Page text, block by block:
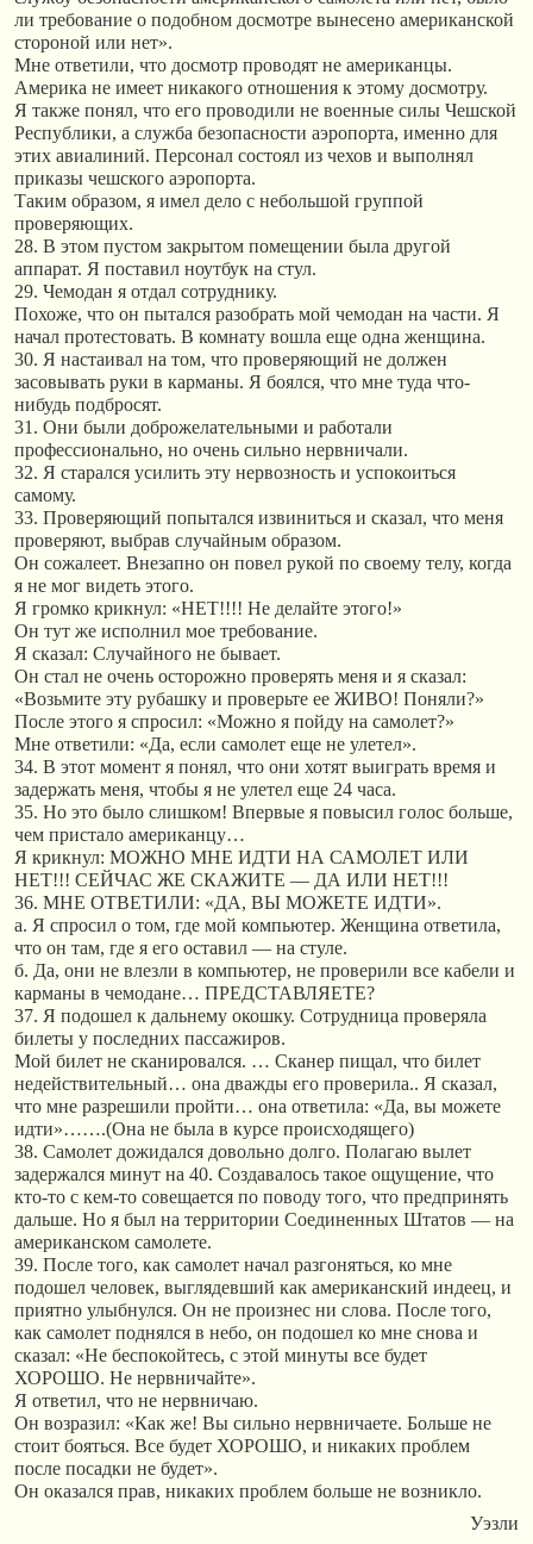
ли требование о подобном досмотре вынесено американской
стороной или нет».
Мне ответили, что досмотр проводят не американцы.
Америка не имеет никакого отношения к этому досмотру.
Я также понял, что его проводили не военные силы Чешской
Республики, а служба безопасности аэропорта, именно для
этих авиалиний. Персонал состоял из чехов и выполнял
приказы чешского аэропорта.
Таким образом, я имел дело с небольшой группой
проверяющих.
28. В этом пустом закрытом помещении была другой
аппарат. Я поставил ноутбук на стул.
29. Чемодан я отдал сотруднику.
Похоже, что он пытался разобрать мой чемодан на части. Я
начал протестовать. В комнату вошла еще одна женщина.
30. Я настаивал на том, что проверяющий не должен
засовывать руки в карманы. Я боялся, что мне туда что-
нибудь подбросят.
31. Они были доброжелательными и работали
профессионально, но очень сильно нервничали.
32. Я старался усилить эту нервозность и успокоиться
самому.
33. Проверяющий попытался извиниться и сказал, что меня
проверяют, выбрав случайным образом.
Он сожалеет. Внезапно он повел рукой по своему телу, когда
я не мог видеть этого.
Я громко крикнул: «НЕТ!!!! Не делайте этого!»
Он тут же исполнил мое требование.
Я сказал: Случайного не бывает.
Он стал не очень осторожно проверять меня и я сказал:
«Возьмите эту рубашку и проверьте ее ЖИВО! Поняли?»
После этого я спросил: «Можно я пойду на самолет?»
Мне ответили: «Да, если самолет еще не улетел».
34. В этот момент я понял, что они хотят выиграть время и
задержать меня, чтобы я не улетел еще 24 часа.
35. Но это было слишком! Впервые я повысил голос больше,
чем пристало американцу…
Я крикнул: МОЖНО МНЕ ИДТИ НА САМОЛЕТ ИЛИ
НЕТ!!! СЕЙЧАС ЖЕ СКАЖИТЕ — ДА ИЛИ НЕТ!!!
36. МНЕ ОТВЕТИЛИ: «ДА, ВЫ МОЖЕТЕ ИДТИ».
а. Я спросил о том, где мой компьютер. Женщина ответила,
что он там, где я его оставил — на стуле.
б. Да, они не влезли в компьютер, не проверили все кабели и
карманы в чемодане… ПРЕДСТАВЛЯЕТЕ?
37. Я подошел к дальнему окошку. Сотрудница проверяла
билеты у последних пассажиров.
Мой билет не сканировался. … Сканер пищал, что билет
недействительный… она дважды его проверила.. Я сказал,
что мне разрешили пройти… она ответила: «Да, вы можете
идти»…….(Она не была в курсе происходящего)
38. Самолет дожидался довольно долго. Полагаю вылет
задержался минут на 40. Создавалось такое ощущение, что
кто-то с кем-то совещается по поводу того, что предпринять
дальше. Но я был на территории Соединенных Штатов — на
американском самолете.
39. После того, как самолет начал разгоняться, ко мне
подошел человек, выглядевший как американский индеец, и
приятно улыбнулся. Он не произнес ни слова. После того,
как самолет поднялся в небо, он подошел ко мне снова и
сказал: «Не беспокойтесь, с этой минуты все будет
ХОРОШО. Не нервничайте».
Я ответил, что не нервничаю.
Он возразил: «Как же! Вы сильно нервничаете. Больше не
стоит бояться. Все будет ХОРОШО, и никаких проблем
после посадки не будет».
Он оказался прав, никаких проблем больше не возникло.
Уэзли